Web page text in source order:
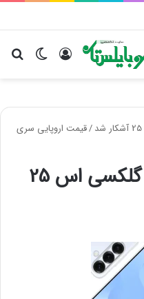
تغییر ورود
/قیمت اروپایی سری
قیمت اروپایی سری گلکسی اس 25